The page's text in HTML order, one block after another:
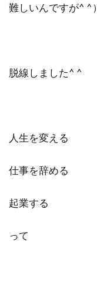
難しいんですが^ ^）
脱線しました^ ^
人生を変える
仕事を辞める
起業する
って